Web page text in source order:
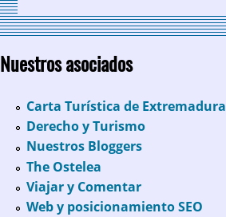
Nuestros asociados
Carta Turística de Extremadura
Derecho y Turismo
Nuestros Bloggers
The Ostelea
Viajar y Comentar
Web y posicionamiento SEO